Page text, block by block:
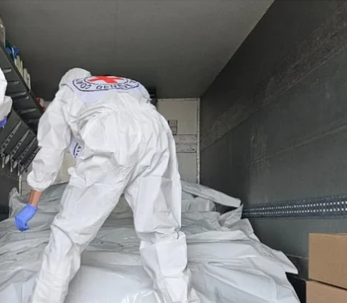
защитников, 14 июня 2024 года
обращения с военнопленными
вернула 254 павших военных Сил
обращения с военнопленными.
воевавших на Донецком направлении, 25
павших защитников из Луганского направления
на территории россии.